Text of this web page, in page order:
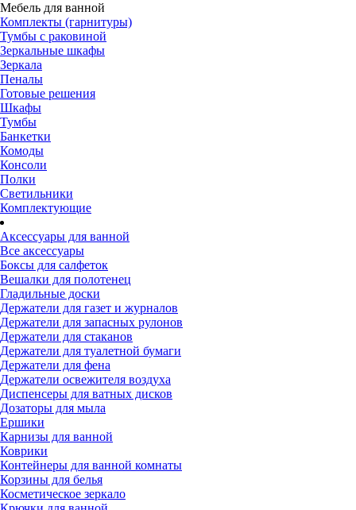
Мебель для ванной
Комплекты (гарнитуры)
Тумбы с раковиной
Зеркальные шкафы
Зеркала
Пеналы
Готовые решения
Шкафы
Тумбы
Банкетки
Комоды
Консоли
Полки
Светильники
Комплектующие
Аксессуары для ванной
Все аксессуары
Боксы для салфеток
Вешалки для полотенец
Гладильные доски
Держатели для газет и журналов
Держатели для запасных рулонов
Держатели для стаканов
Держатели для туалетной бумаги
Держатели для фена
Держатели освежителя воздуха
Диспенсеры для ватных дисков
Дозаторы для мыла
Ершики
Карнизы для ванной
Коврики
Контейнеры для ванной комнаты
Корзины для белья
Косметическое зеркало